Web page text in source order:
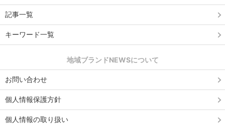
記事一覧
キーワード一覧
地域ブランドNEWSについて
お問い合わせ
個人情報保護方針
個人情報の取り扱い